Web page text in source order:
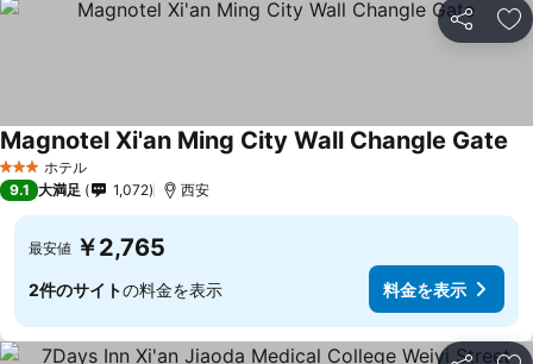
シェア お
3 ホテルのランク
ホテル
Magnotel Xi'an Ming City Wall Changle Gate
9.1 大満足 1,072 西安
最安値 ￥2,765
2件のサイトの料金を表示 料金を表示